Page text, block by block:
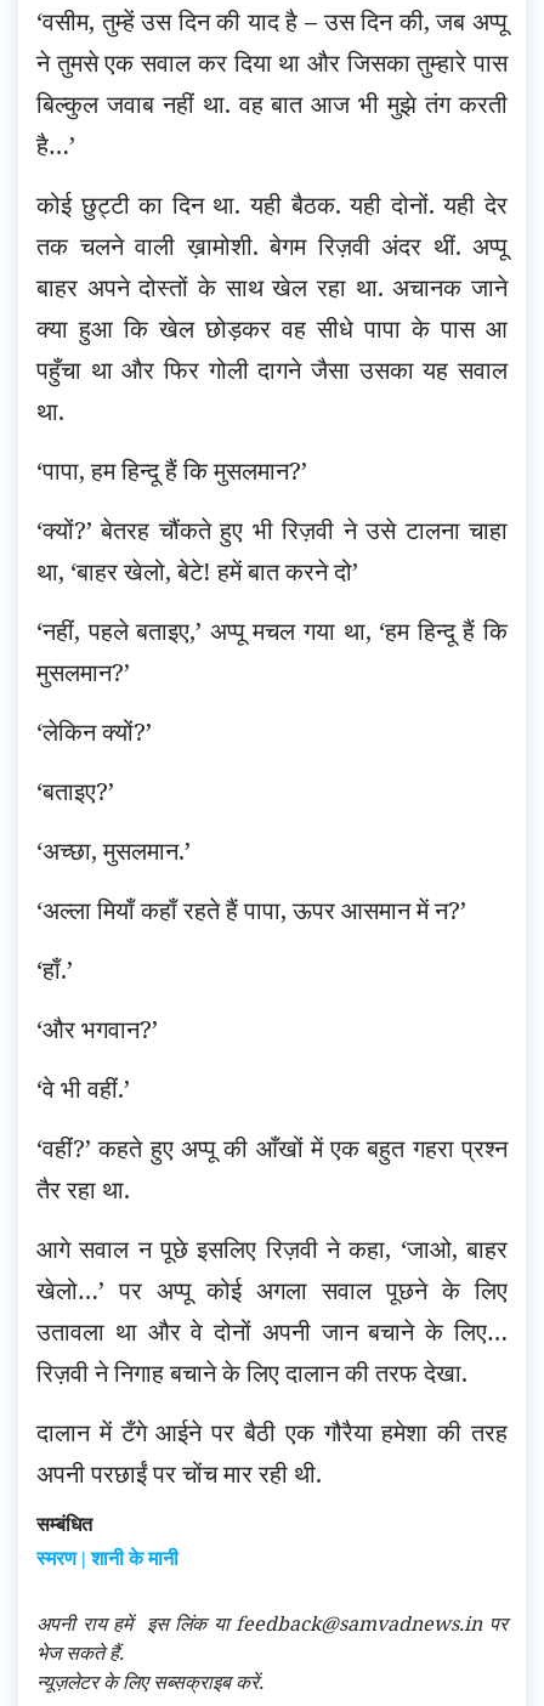
‘वसीम, तुम्हें उस दिन की याद है – उस दिन की, जब अप्पू
ने तुमसे एक सवाल कर दिया था और जिसका तुम्हारे पास
बिल्कुल जवाब नहीं था. वह बात आज भी मुझे तंग करती
है…’
कोई छुट्टी का दिन था. यही बैठक. यही दोनों. यही देर
तक चलने वाली ख़ामोशी. बेगम रिज़वी अंदर थीं. अप्पू
बाहर अपने दोस्तों के साथ खेल रहा था. अचानक जाने
क्या हुआ कि खेल छोड़कर वह सीधे पापा के पास आ
पहुँचा था और फिर गोली दागने जैसा उसका यह सवाल
था.
‘पापा, हम हिन्दू हैं कि मुसलमान?’
‘क्यों?’ बेतरह चौंकते हुए भी रिज़वी ने उसे टालना चाहा
था, ‘बाहर खेलो, बेटे! हमें बात करने दो’
‘नहीं, पहले बताइए,’ अप्पू मचल गया था, ‘हम हिन्दू हैं कि
मुसलमान?’
‘लेकिन क्यों?’
‘बताइए?’
‘अच्छा, मुसलमान.’
‘अल्ला मियाँ कहाँ रहते हैं पापा, ऊपर आसमान में न?’
‘हाँ.’
‘और भगवान?’
‘वे भी वहीं.’
‘वहीं?’ कहते हुए अप्पू की आँखों में एक बहुत गहरा प्रश्न
तैर रहा था.
आगे सवाल न पूछे इसलिए रिज़वी ने कहा, ‘जाओ, बाहर
खेलो…’ पर अप्पू कोई अगला सवाल पूछने के लिए
उतावला था और वे दोनों अपनी जान बचाने के लिए…
रिज़वी ने निगाह बचाने के लिए दालान की तरफ देखा.
दालान में टँगे आईने पर बैठी एक गौरैया हमेशा की तरह
अपनी परछाईं पर चोंच मार रही थी.
सम्बंधित
स्मरण | शानी के मानी
अपनी राय हमें इस लिंक या feedback@samvadnews.in पर
भेज सकते हैं.
न्यूज़लेटर के लिए सब्सक्राइब करें.